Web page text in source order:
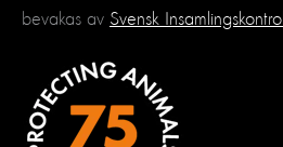
bevakas av Svensk Insamlingskontroll